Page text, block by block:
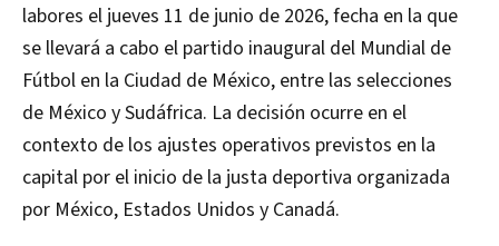
labores el jueves 11 de junio de 2026, fecha en la que
se llevará a cabo el partido inaugural del Mundial de
Fútbol en la Ciudad de México, entre las selecciones
de México y Sudáfrica. La decisión ocurre en el
contexto de los ajustes operativos previstos en la
capital por el inicio de la justa deportiva organizada
por México, Estados Unidos y Canadá.